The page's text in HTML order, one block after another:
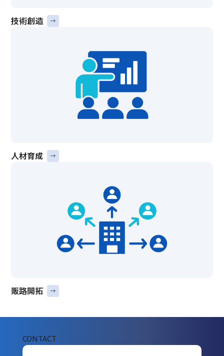
技術創造
人材育成
販路開拓
CONTACT